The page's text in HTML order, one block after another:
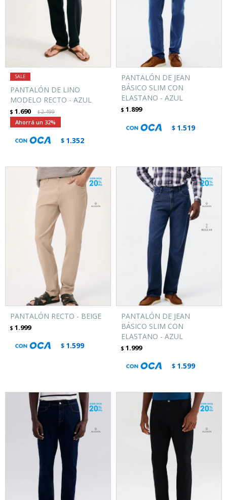
PANTALÓN DE LINO
MODELO RECTO - AZUL
$ 1.690 $2.499
32
$ 1.352
PANTALÓN DE JEAN
BÁSICO SLIM CON
ELASTANO - AZUL
$ 1.899
$ 1.519
PANTALÓN RECTO - BEIGE
$ 1.999
$ 1.599
PANTALÓN DE JEAN
BÁSICO SLIM CON
ELASTANO - AZUL
$ 1.999
$ 1.599